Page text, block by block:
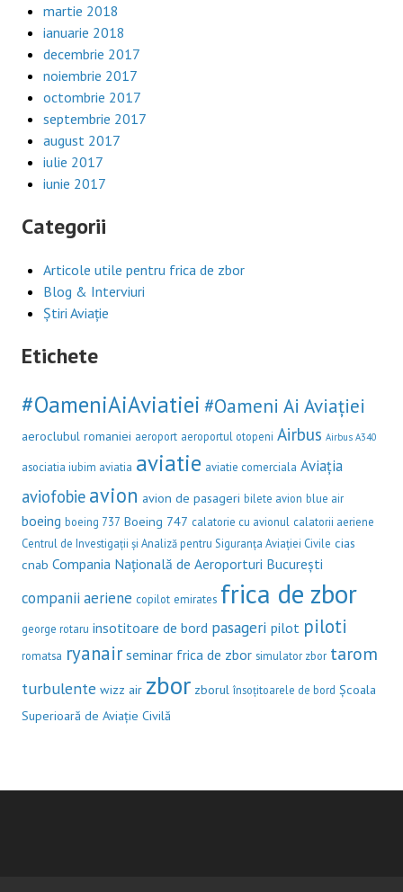
martie 2018
ianuarie 2018
decembrie 2017
noiembrie 2017
octombrie 2017
septembrie 2017
august 2017
iulie 2017
iunie 2017
Categorii
Articole utile pentru frica de zbor
Blog & Interviuri
Știri Aviație
Etichete
#OameniAiAviatiei #Oameni Ai Aviației
aeroclubul romaniei aeroport aeroportul otopeni Airbus Airbus A340
asociatia iubim aviatia aviatie aviatie comerciala Aviația
aviofobie avion avion de pasageri bilete avion blue air
boeing boeing 737 Boeing 747 calatorie cu avionul calatorii aeriene
Centrul de Investigații și Analiză pentru Siguranța Aviației Civile cias
cnab Compania Națională de Aeroporturi București
companii aeriene copilot emirates frica de zbor
george rotaru insotitoare de bord pasageri pilot piloti
romatsa ryanair seminar frica de zbor simulator zbor tarom
turbulente wizz air zbor zborul însoțitoarele de bord Școala
Superioară de Aviație Civilă